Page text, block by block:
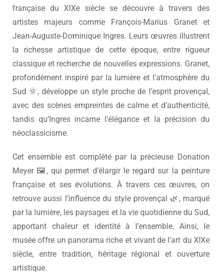
française du XIXe siècle se découvre à travers des
artistes majeurs comme François-Marius Granetet
Jean-Auguste-Dominique Ingres. Leurs œuvres illustrent
la richesse artistique de cette époque, entre rigueur
classique et recherche de nouvelles expressions. Granet,
profondément inspiré par la lumière et l’atmosphère du
Sud 🌞, développe un style proche de l’esprit provençal,
avec des scènes empreintes de calme et d’authenticité,
tandis qu’Ingres incarne l’élégance et la précision du
néoclassicisme.
Cet ensemble est complété par la précieuse Donation
Meyer🖼️, qui permet d’élargir le regard sur la peinture
française et ses évolutions. À travers ces œuvres, on
retrouve aussi l’influence du style provençal 🌿, marqué
par la lumière, les paysages et la vie quotidienne du Sud,
apportant chaleur et identité à l’ensemble. Ainsi, le
musée offre un panorama riche et vivant de l’art du XIXe
siècle, entre tradition, héritage régional et ouverture
artistique.